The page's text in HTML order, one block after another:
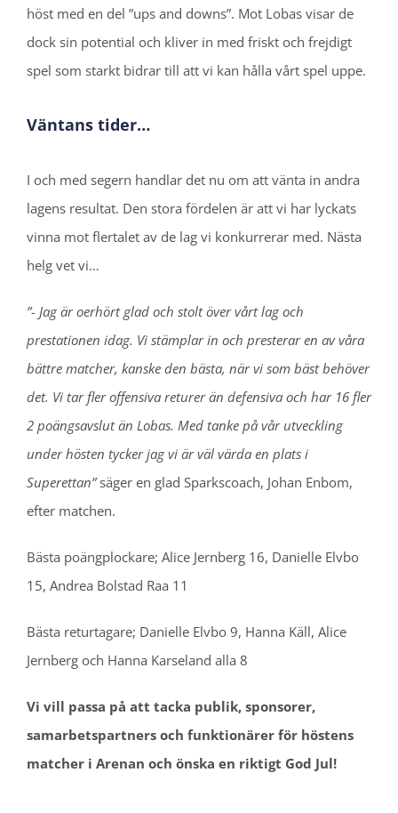
höst med en del ”ups and downs”. Mot Lobas visar de
dock sin potential och kliver in med friskt och frejdigt
spel som starkt bidrar till att vi kan hålla vårt spel uppe.
Väntans tider…
I och med segern handlar det nu om att vänta in andra
lagens resultat. Den stora fördelen är att vi har lyckats
vinna mot flertalet av de lag vi konkurrerar med. Nästa
helg vet vi…
”- Jag är oerhört glad och stolt över vårt lag och
prestationen idag. Vi stämplar in och presterar en av våra
bättre matcher, kanske den bästa, när vi som bäst behöver
det. Vi tar fler offensiva returer än defensiva och har 16 fler
2 poängsavslut än Lobas. Med tanke på vår utveckling
under hösten tycker jag vi är väl värda en plats i
Superettan”säger en glad Sparkscoach, Johan Enbom,
efter matchen.
Bästa poängplockare; Alice Jernberg 16, Danielle Elvbo
15, Andrea Bolstad Raa 11
Bästa returtagare; Danielle Elvbo 9, Hanna Käll, Alice
Jernberg och Hanna Karseland alla 8
Vi vill passa på att tacka publik, sponsorer,
samarbetspartners och funktionärer för höstens
matcher i Arenan och önska en riktigt God Jul!